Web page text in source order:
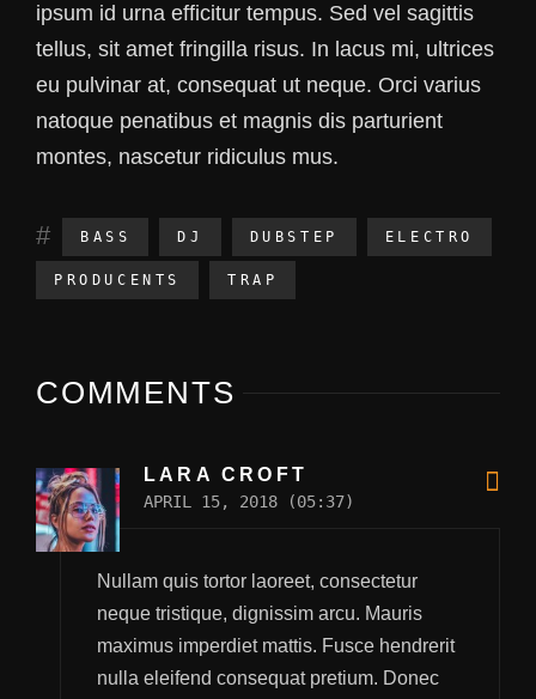
ipsum id urna efficitur tempus. Sed vel sagittis
tellus, sit amet fringilla risus. In lacus mi, ultrices
eu pulvinar at, consequat ut neque. Orci varius
natoque penatibus et magnis dis parturient
montes, nascetur ridiculus mus.
BASS DJ DUBSTEP ELECTRO
PRODUCENTS TRAP
COMMENTS
LARA CROFT
APRIL 15, 2018 (05:37)
Nullam quis tortor laoreet, consectetur
neque tristique, dignissim arcu. Mauris
maximus imperdiet mattis. Fusce hendrerit
nulla eleifend consequat pretium. Donec